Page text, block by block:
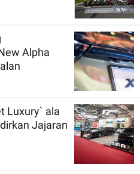
Alpha
Luxury` ala
Jajaran